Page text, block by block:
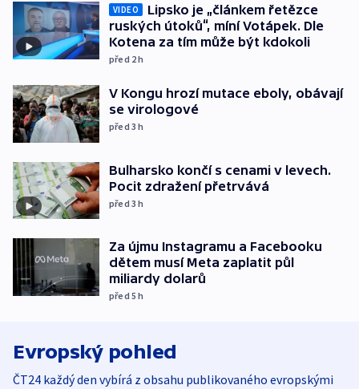
VIDEO
Lipsko je „článkem řetězce
ruských útoků“, míní Votápek. Dle
Kotena za tím může být kdokoli
před 2h
V Kongu hrozí mutace eboly, obávají
se virologové
před 3h
Bulharsko končí s cenami v levech.
Pocit zdražení přetrvává
před 3h
Za újmu Instagramu a Facebooku
dětem musí Meta zaplatit půl
miliardy dolarů
před 5h
Evropský pohled
ČT24 každý den vybírá z obsahu publikovaného evropskými